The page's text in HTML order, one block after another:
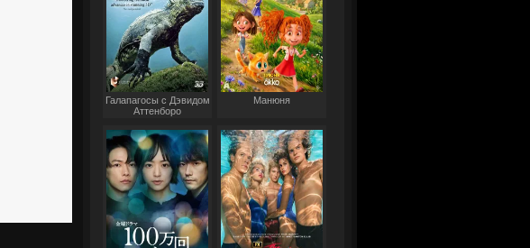
Галапагосы с Дэвидом
Аттенборо
Манюня